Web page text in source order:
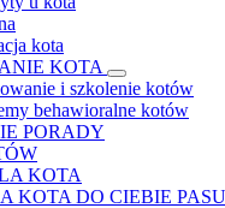
kota
KOTA
i szkolenie kotów
behawioralne kotów
PORADY
KOTA
KOTA DO CIEBIE